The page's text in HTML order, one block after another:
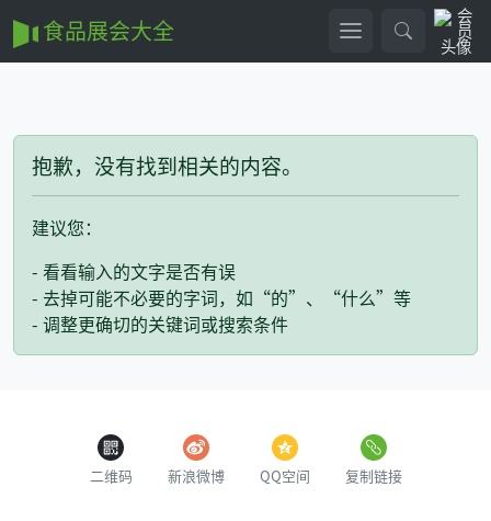
食品展会大全
抱歉，没有找到相关的内容。
建议您：
- 看看输入的文字是否有误
- 去掉可能不必要的字词，如“的”、“什么”等
- 调整更确切的关键词或搜索条件
二维码 新浪微博 QQ空间 复制链接